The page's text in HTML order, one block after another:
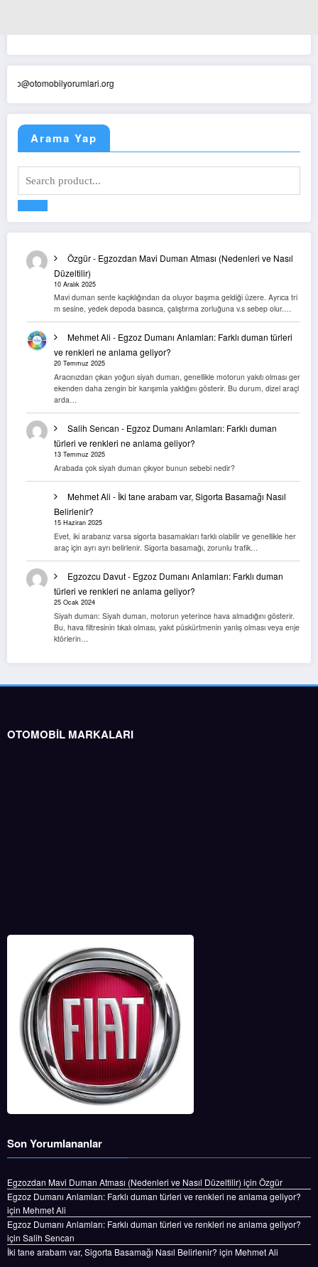
Arama Yap
Özgür- Egzozdan Mavi Duman Atması (Nedenleri ve Nasıl
Düzeltilir)
10 Aralık 2025
Mavi duman sente kaçıklığından da oluyor başıma geldiği üzere. Ayrıca tri
m sesine, yedek depoda basınca, çalıştırma zorluğuna v.s sebep olur.…
Mehmet Ali - Egzoz Dumanı Anlamları: Farklı duman türleri
ve renkleri ne anlama geliyor?
20 Temmuz 2025
Aracınızdan çıkan yoğun siyah duman, genellikle motorun yakıtı olması ger
ekenden daha zengin bir karışımla yaktığını gösterir. Bu durum, dizel araçl
arda…
Salih Sencan - Egzoz Dumanı Anlamları: Farklı duman
türleri ve renkleri ne anlama geliyor?
13 Temmuz 2025
Arabada çok siyah duman çıkıyor bunun sebebi nedir?
Mehmet Ali - İki tane arabam var, Sigorta Basamağı Nasıl
Belirlenir?
15 Haziran 2025
Evet, iki arabanız varsa sigorta basamakları farklı olabilir ve genellikle her
araç için ayrı ayrı belirlenir. Sigorta basamağı, zorunlu trafik…
Egzozcu Davut- Egzoz Dumanı Anlamları: Farklı duman
türleri ve renkleri ne anlama geliyor?
25 Ocak 2024
Siyah duman: Siyah duman, motorun yeterince hava almadığını gösterir.
Bu, hava filtresinin tıkalı olması, yakıt püskürtmenin yanlış olması veya enje
ktörlerin…
OTOMOBİL MARKALARI
Son Yorumlananlar
Egzozdan Mavi Duman Atması (Nedenleri ve Nasıl Düzeltilir) için Özgür
Egzoz Dumanı Anlamları: Farklı duman türleri ve renkleri ne anlama geliyor?
için Mehmet Ali
Egzoz Dumanı Anlamları: Farklı duman türleri ve renkleri ne anlama geliyor?
için Salih Sencan
İki tane arabam var, Sigorta Basamağı Nasıl Belirlenir? için Mehmet Ali